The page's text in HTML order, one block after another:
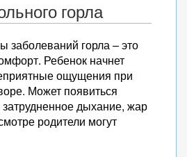
горла
заболеваний горла – это
Ребенок начнет
ощущения при
Может появиться
дыхание, жар
родители могут